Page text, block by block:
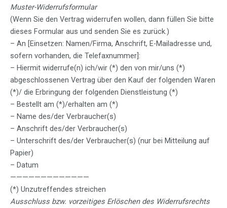
Muster-Widerrufsformular
(Wenn Sie den Vertrag widerrufen wollen, dann füllen Sie bitte
dieses Formular aus und senden Sie es zurück.)
– An [Einsetzen: Namen/Firma, Anschrift, E-Mailadresse und,
sofern vorhanden, die Telefaxnummer]:
– Hiermit widerrufe(n) ich/wir (*) den von mir/uns (*)
abgeschlossenen Vertrag über den Kauf der folgenden Waren
(*)/ die Erbringung der folgenden Dienstleistung (*)
– Bestellt am (*)/erhalten am (*)
– Name des/der Verbraucher(s)
– Anschrift des/der Verbraucher(s)
– Unterschrift des/der Verbraucher(s) (nur bei Mitteilung auf
Papier)
– Datum
—————————————
(*) Unzutreffendes streichen
Ausschluss bzw. vorzeitiges Erlöschen des Widerrufsrechts